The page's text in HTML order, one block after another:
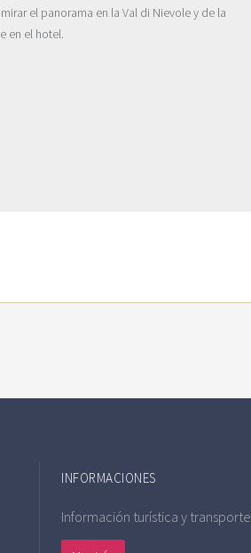
el panorama en la Val di Nievole y de la
en el hotel.
INFORMACIONES
Información turística y transporte